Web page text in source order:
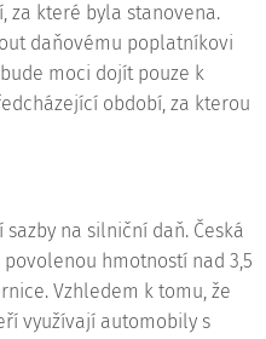
za které byla stanovena.
daňovému poplatníkovi
moci dojít pouze k
období, za kterou
na silniční daň. Česká
hmotností nad 3,5
Vzhledem k tomu, že
využívají automobily s